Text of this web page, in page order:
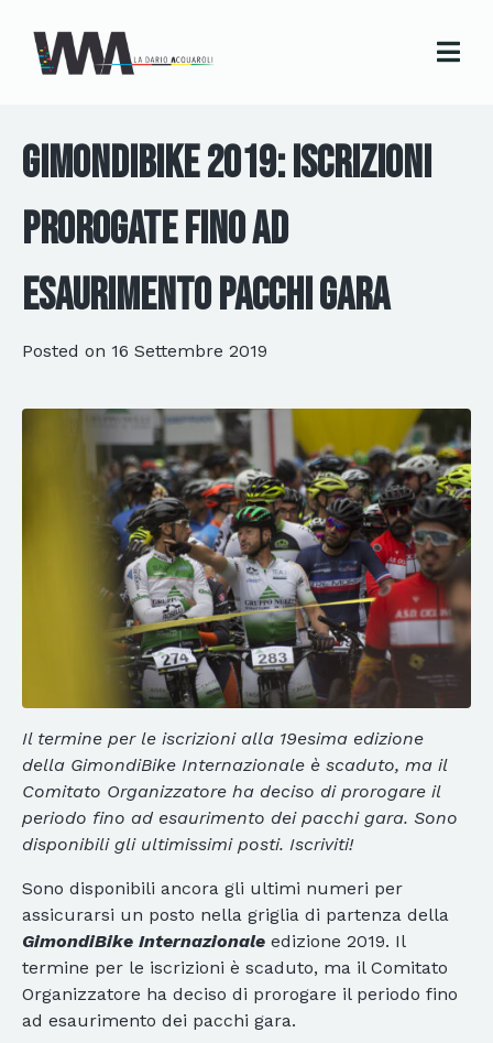
GimondiBike 2019: iscrizioni
prorogate fino ad
esaurimento pacchi gara
Posted on 16 Settembre 2019
Il termine per le iscrizioni alla 19esima edizione
della GimondiBike Internazionale è scaduto, ma il
Comitato Organizzatore ha deciso di prorogare il
periodo fino ad esaurimento dei pacchi gara. Sono
disponibili gli ultimissimi posti. Iscriviti!
Sono disponibili ancora gli ultimi numeri per
assicurarsi un posto nella griglia di partenza della
GimondiBike Internazionale edizione 2019. Il
termine per le iscrizioni è scaduto, ma il Comitato
Organizzatore ha deciso di prorogare il periodo fino
ad esaurimento dei pacchi gara.